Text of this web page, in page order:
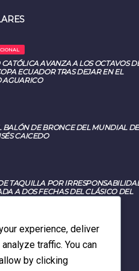
AVANZA A LOS OCTAVOS
ECUADOR TRAS DEJAR EN EL
AGUARICO
BALÓN DE BRONCE DEL MUNDIAL DE
CAICEDO
TAQUILLA POR
A DOS FECHAS DEL CLÁSICO DEL
experience, deliver
traffic. You can
by clicking